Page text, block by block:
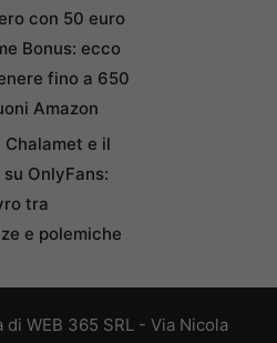
con 50 euro
Bonus: ecco
fino a 650
Amazon
e il
OnlyFans:
tra
e polemiche
WEB 365 SRL - Via Nicola